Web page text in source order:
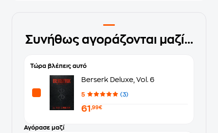
Συνήθως αγοράζονται μαζί...
Τώρα βλέπεις αυτό
Berserk Deluxe, Vol. 6
5 (3)
61 ,99€
Αγόρασε μαζί